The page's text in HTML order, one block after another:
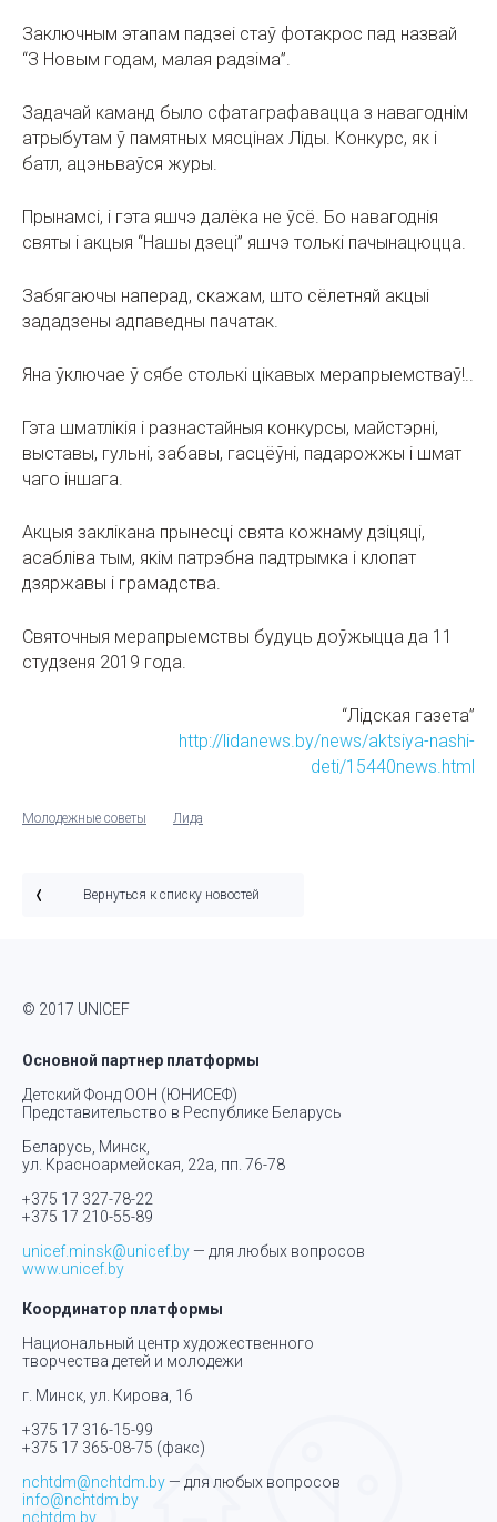
Заключным этапам падзеі стаў фотакрос пад назвай
“З Новым годам, малая радзіма”.
Задачай каманд было сфатаграфавацца з навагоднім
атрыбутам ў памятных мясцінах Ліды. Конкурс, як і
батл, ацэньваўся журы.
Прынамсі, і гэта яшчэ далёка не ўсё. Бо навагоднія
святы і акцыя “Нашы дзеці” яшчэ толькі пачынацюцца.
Забягаючы наперад, скажам, што сёлетняй акцыі
зададзены адпаведны пачатак.
Яна ўключае ў сябе столькі цікавых мерапрыемстваў!..
Гэта шматлікія і разнастайныя конкурсы, майстэрні,
выставы, гульні, забавы, гасцёўні, падарожжы і шмат
чаго іншага.
Акцыя заклікана прынесці свята кожнаму дзіцяці,
асабліва тым, якім патрэбна падтрымка і клопат
дзяржавы і грамадства.
Святочныя мерапрыемствы будуць доўжыцца да 11
студзеня 2019 года.
“Лідская газета”
http://lidanews.by/news/aktsiya-nashi-
deti/15440news.html
Молодежные советы Лида
Вернуться к списку новостей
© 2017 UNICEF
Основной партнер платформы
Детский Фонд ООН (ЮНИСЕФ)
Представительство в Республике Беларусь
Беларусь, Минск,
ул. Красноармейская, 22а, пп. 76-78
+375 17 327-78-22
+375 17 210-55-89
unicef.minsk@unicef.by — для любых вопросов
www.unicef.by
Координатор платформы
Национальный центр художественного
творчества детей и молодежи
г. Минск, ул. Кирова, 16
+375 17 316-15-99
+375 17 365-08-75 (факс)
nchtdm@nchtdm.by — для любых вопросов
info@nchtdm.by
nchtdm.by